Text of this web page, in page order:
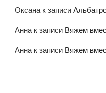
Оксанак записи
Аннак записи Вяжем
Аннак записи Вяжем